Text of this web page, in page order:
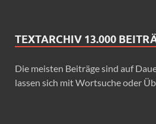
TEXTARCHIV 13.000
Die meisten Beiträge sind auf
lassen sich mit Wortsuche oder